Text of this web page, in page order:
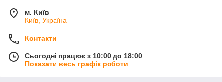
м. Київ
Київ, Україна
Контакти
Сьогодні працює з 10:00 до 18:00
Показати весь графік роботи